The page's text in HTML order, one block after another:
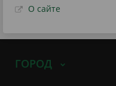
О сайте
ГОРОД